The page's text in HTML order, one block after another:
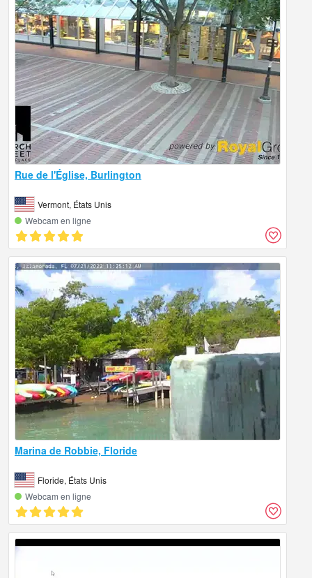
Rue de l'Église, Burlington
Vermont, États Unis
Webcam en ligne
Marina de Robbie, Floride
Floride, États Unis
Webcam en ligne